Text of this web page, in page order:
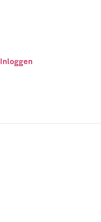
Inloggen